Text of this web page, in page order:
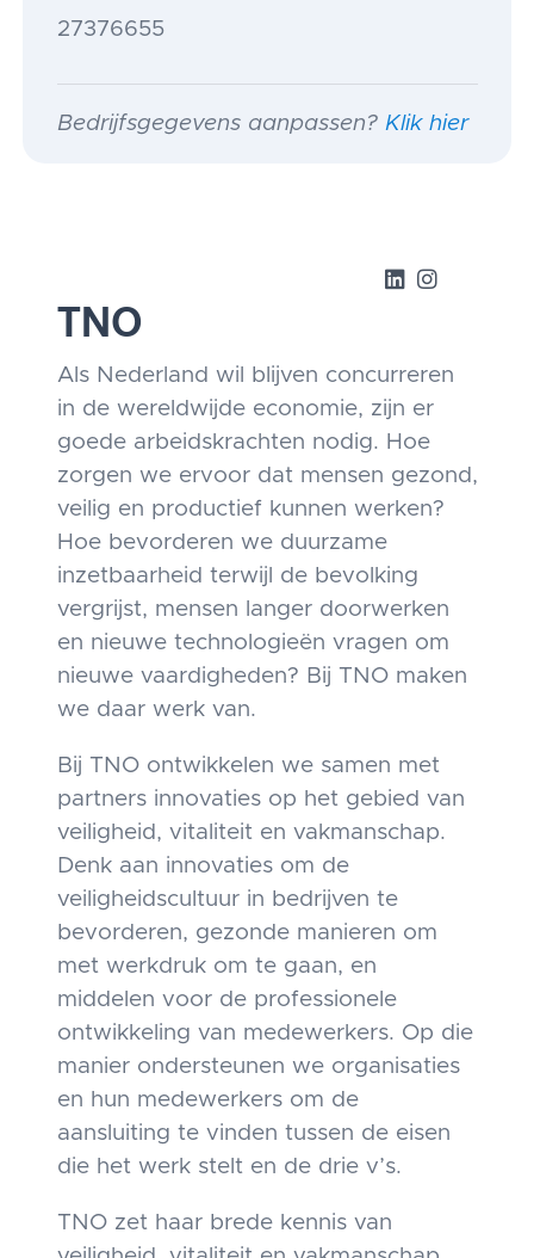
27376655
Bedrijfsgegevens aanpassen? Klik hier
TNO
Als Nederland wil blijven concurreren
in de wereldwijde economie, zijn er
goede arbeidskrachten nodig. Hoe
zorgen we ervoor dat mensen gezond,
veilig en productief kunnen werken?
Hoe bevorderen we duurzame
inzetbaarheid terwijl de bevolking
vergrijst, mensen langer doorwerken
en nieuwe technologieën vragen om
nieuwe vaardigheden? Bij TNO maken
we daar werk van.
Bij TNO ontwikkelen we samen met
partners innovaties op het gebied van
veiligheid, vitaliteit en vakmanschap.
Denk aan innovaties om de
veiligheidscultuur in bedrijven te
bevorderen, gezonde manieren om
met werkdruk om te gaan, en
middelen voor de professionele
ontwikkeling van medewerkers. Op die
manier ondersteunen we organisaties
en hun medewerkers om de
aansluiting te vinden tussen de eisen
die het werk stelt en de drie v’s.
TNO zet haar brede kennis van